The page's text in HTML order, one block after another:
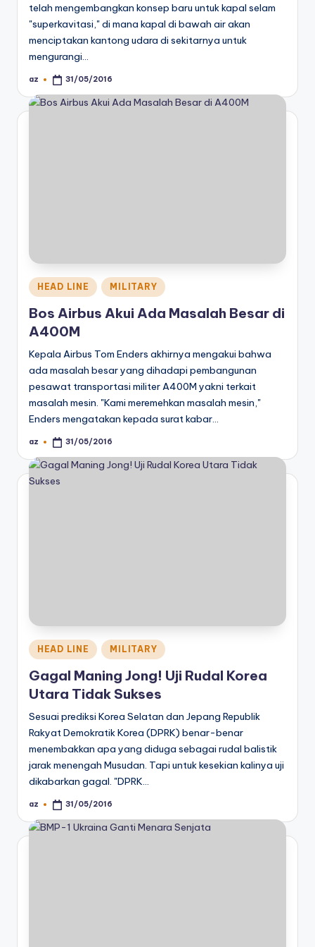
telah mengembangkan konsep baru untuk kapal selam
"superkavitasi," di mana kapal di bawah air akan
menciptakan kantong udara di sekitarnya untuk
mengurangi…
Posted
az 31/05/2016
Posted
in
HEAD LINE MILITARY
Bos Airbus Akui Ada Masalah Besar di
A400M
Kepala Airbus Tom Enders akhirnya mengakui bahwa
ada masalah besar yang dihadapi pembangunan
pesawat transportasi militer A400M yakni terkait
masalah mesin. "Kami meremehkan masalah mesin,"
Enders mengatakan kepada surat kabar…
Posted
az 31/05/2016
Posted
in
HEAD LINE MILITARY
Gagal Maning Jong! Uji Rudal Korea
Utara Tidak Sukses
Sesuai prediksi Korea Selatan dan Jepang Republik
Rakyat Demokratik Korea (DPRK) benar-benar
menembakkan apa yang diduga sebagai rudal balistik
jarak menengah Musudan. Tapi untuk kesekian kalinya uji
dikabarkan gagal. "DPRK…
Posted
az 31/05/2016